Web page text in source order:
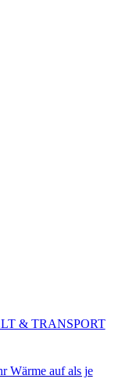
Wärme auf als je
& TRANSPORT